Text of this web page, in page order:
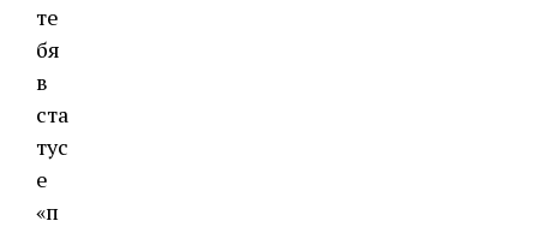
те
бя
в
ста
тус
е
«п